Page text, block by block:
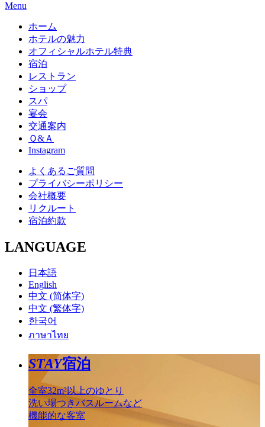
Menu
ホーム
ホテルの魅力
オフィシャルホテル特典
宿泊
レストラン
ショップ
スパ
宴会
交通案内
Ｑ&Ａ
Instagram
よくあるご質問
プライバシーポリシー
会社概要
リクルート
宿泊約款
LANGUAGE
日本語
English
中文 (简体字)
中文 (繁体字)
한국어
ภาษาไทย
STAY宿泊
全室32m²以上のゆとり
洗い場つきバスルームなど
機能的な客室